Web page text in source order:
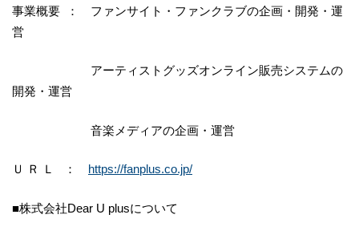
事業概要 ： ファンサイト・ファンクラブの企画・開発・運
営
アーティストグッズオンライン販売システムの
開発・運営
音楽メディアの企画・運営
Ｕ Ｒ Ｌ ： https://fanplus.co.jp/
■株式会社Dear U plusについて